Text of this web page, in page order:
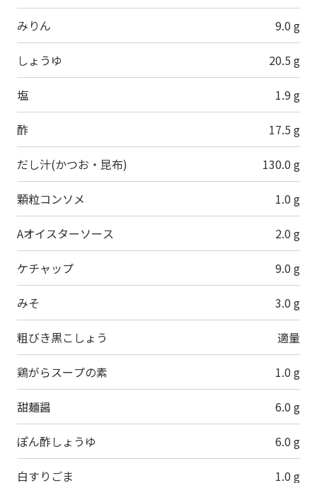
みりん 9.0 g
しょうゆ 20.5 g
塩 1.9 g
酢 17.5 g
だし汁(かつお・昆布) 130.0 g
顆粒コンソメ 1.0 g
Aオイスターソース 2.0 g
ケチャップ 9.0 g
みそ 3.0 g
粗びき黒こしょう 適量
鶏がらスープの素 1.0 g
甜麺醤 6.0 g
ぽん酢しょうゆ 6.0 g
白すりごま 1.0 g